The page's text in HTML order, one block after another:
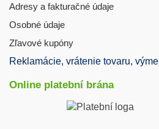
Adresy a fakturačné údaje
Osobné údaje
Zľavové kupóny
Reklamácie, vrátenie tovaru,
Online platební brána